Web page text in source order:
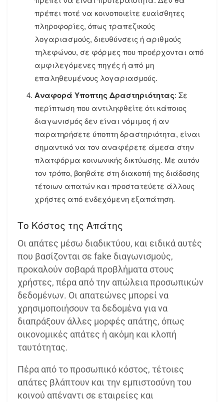
πρέπει ποτέ να κοινοποιείτε ευαίσθητες
πληροφορίες, όπως τραπεζικούς
λογαριασμούς, διευθύνσεις ή αριθμούς
τηλεφώνου, σε φόρμες που προέρχονται από
αμφιλεγόμενες πηγές ή από μη
επαληθευμένους λογαριασμούς.
Αναφορά Υποπτης Δραστηριότητας: Σε
περίπτωση που αντιληφθείτε ότι κάποιος
διαγωνισμός δεν είναι νόμιμος ή αν
παρατηρήσετε ύποπτη δραστηριότητα, είναι
σημαντικό να τον αναφέρετε άμεσα στην
πλατφόρμα κοινωνικής δικτύωσης. Με αυτόν
τον τρόπο, βοηθάτε στη διακοπή της διάδοσης
τέτοιων απατών και προστατεύετε άλλους
χρήστες από ενδεχόμενη εξαπάτηση.
Το Κόστος της Απάτης
Οι απάτες μέσω διαδικτύου, και ειδικά αυτές
που βασίζονται σε fake διαγωνισμούς,
προκαλούν σοβαρά προβλήματα στους
χρήστες, πέρα από την απώλεια προσωπικών
δεδομένων. Οι απατεώνες μπορεί να
χρησιμοποιήσουν τα δεδομένα για να
διαπράξουν άλλες μορφές απάτης, όπως
οικονομικές απάτες ή ακόμη και κλοπή
ταυτότητας.
Πέρα από το προσωπικό κόστος, τέτοιες
απάτες βλάπτουν και την εμπιστοσύνη του
κοινού απέναντι σε εταιρείες και